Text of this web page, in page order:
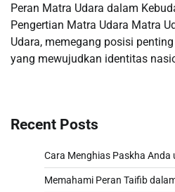
Peran Matra Udara dalam
Pengertian Matra Udara Matra
Udara, memegang posisi
yang mewujudkan identitas
Recent Posts
Cara Menghias Paskha
Memahami Peran Taifib